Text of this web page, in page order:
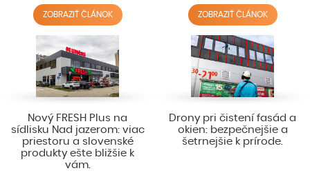
ZOBRAZIŤ ČLÁNOK ZOBRAZIŤ ČLÁNOK
Nový FRESH Plus na
sídlisku Nad jazerom: viac
priestoru a slovenské
produkty ešte bližšie k
vám.
Drony pri čistení fasád a
okien: bezpečnejšie a
šetrnejšie k prírode.